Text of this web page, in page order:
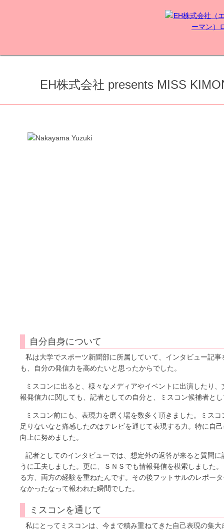
EH株式会社 presents MISS
自分自身について
私は大学でスポーツ新聞部に所属していて、インタビュー記
も、自分の発信力を高めたいと思ったからでした。
ミスコンに出ると、様々なメディアやイベントに出演したり
報発信力に関しても、記者としての自分と、ミスコン候補者と
ミスコン前にも、表現力を磨く場を数多く頂きました。ミス
足りないなと痛感したのはテレビを通じて表現する力。特に自
向上に努めました。
記者としてのインタビューでは、想定外の返答が来ると質問
うに工夫しました。更に、ＳＮＳでも情報発信を模索しました
る方、両方の経験を重ねたんです。その後フットサルのレポー
なかったなって報われた瞬間でした。
ミスコンを通じて
私にとってミスコンは、今まで積み重ねてきた自己表現の集